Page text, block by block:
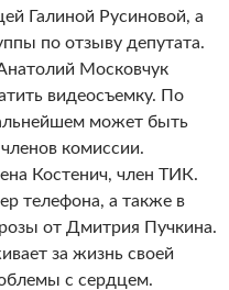
Галиной Русиновой, а
по отзыву депутата.
Московчук
видеосъемку. По
может быть
комиссии.
Костенич, член ТИК.
телефона, а также в
от Дмитрия Пучкина.
за жизнь своей
с сердцем.